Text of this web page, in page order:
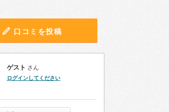
口コミを投稿
ゲスト さん
ログインしてください